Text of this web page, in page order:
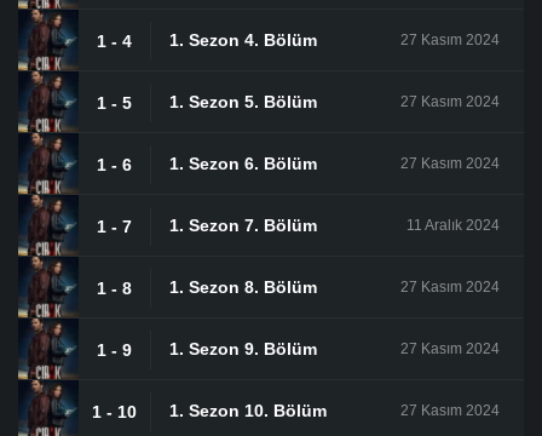
1 - 4 1. Sezon 4. Bölüm 27 Kasım 2024
1 - 5 1. Sezon 5. Bölüm 27 Kasım 2024
1 - 6 1. Sezon 6. Bölüm 27 Kasım 2024
1 - 7 1. Sezon 7. Bölüm 11 Aralık 2024
1 - 8 1. Sezon 8. Bölüm 27 Kasım 2024
1 - 9 1. Sezon 9. Bölüm 27 Kasım 2024
1 - 10 1. Sezon 10. Bölüm 27 Kasım 2024